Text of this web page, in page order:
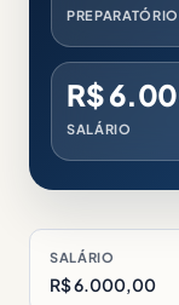
R$
SALÁRIO
SALÁRIO
R$ 6.000,00